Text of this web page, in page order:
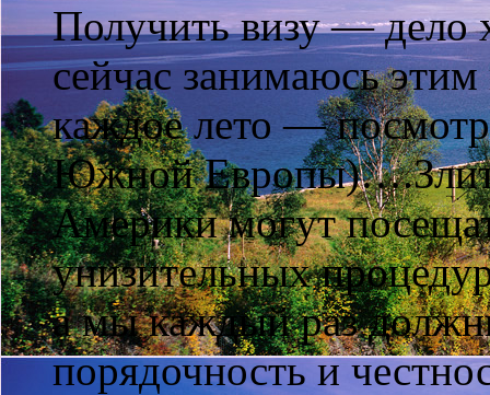
Получить визу — дело
сейчас занимаюсь
каждое лето —
Южной
Америки могут
унизительных
а мы каждый раз
порядочность и